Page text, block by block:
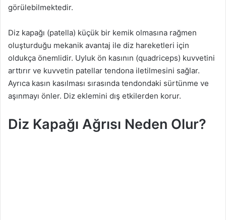
d
e
r
m
k
görülebilmektedir.
Diz kapağı (patella) küçük bir kemik olmasına rağmen
oluşturduğu mekanik avantaj ile diz hareketleri için
oldukça önemlidir. Uyluk ön kasının (quadriceps) kuvvetini
arttırır ve kuvvetin patellar tendona iletilmesini sağlar.
Ayrıca kasın kasılması sırasında tendondaki sürtünme ve
aşınmayı önler. Diz eklemini dış etkilerden korur.
Diz Kapağı Ağrısı Neden Olur?